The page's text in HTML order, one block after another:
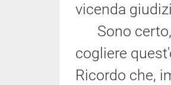
vicenda
Sono certo,
cogliere
Ricordo che,